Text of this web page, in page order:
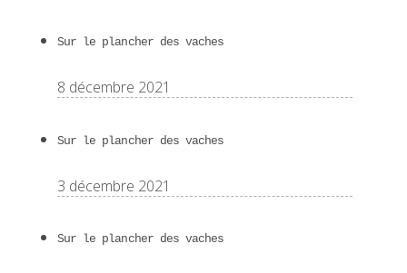
Sur le plancher des vaches
8 décembre 2021
Sur le plancher des vaches
3 décembre 2021
Sur le plancher des vaches